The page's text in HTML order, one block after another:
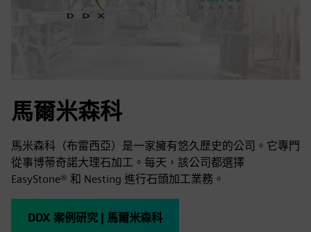
馬爾米森科
馬米森科（布雷西亞）是一家擁有悠久歷史的公司。它專門
從事博蒂奇諾大理石加工。每天，該公司都選擇
EasyStone® 和 Nesting 進行石頭加工業務。
DDX 案例研究 | 馬爾米森科